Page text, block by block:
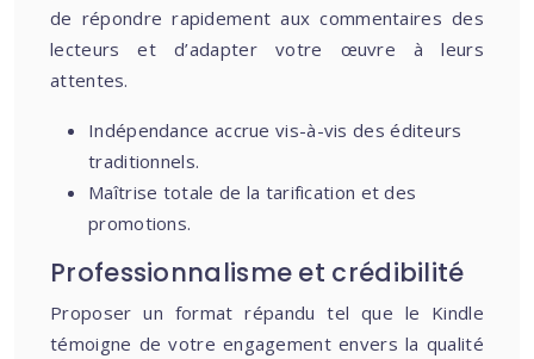
de répondre rapidement aux commentaires des
lecteurs et d’adapter votre œuvre à leurs
attentes.
Indépendance accrue vis-à-vis des éditeurs
traditionnels.
Maîtrise totale de la tarification et des
promotions.
Professionnalisme et crédibilité
Proposer un format répandu tel que le Kindle
témoigne de votre engagement envers la qualité